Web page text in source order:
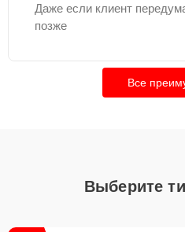
Даже если клиент
позже
Все
Выберите